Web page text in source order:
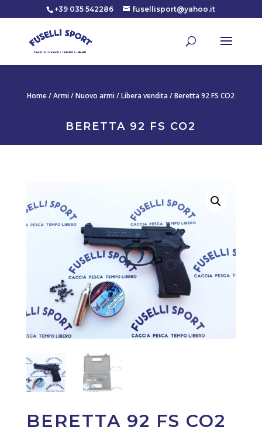
+39 035 542286 fusellisport@yahoo.it
Home/Armi/Nuovo armi/Libera vendita / Beretta 92 FS CO2
BERETTA 92 FS CO2
BERETTA 92 FS CO2